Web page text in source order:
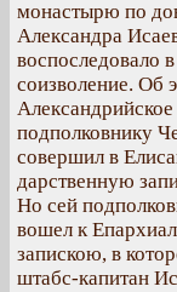
монастырю по
Александра
воспоследовало
соизволение. Об
подполковнику
совершил в
дарственную
Но сей
вошел к
запискою, в
штабс-капитан